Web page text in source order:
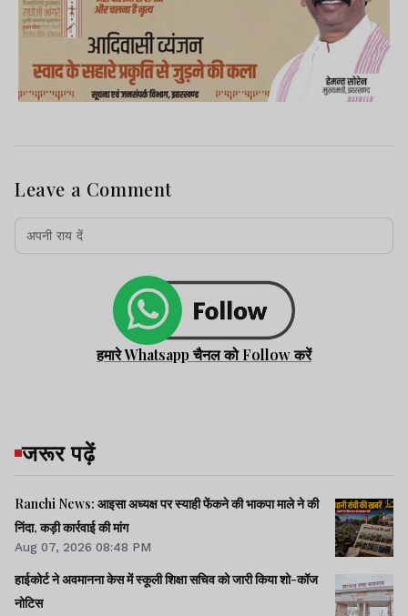
Leave a Comment
हमारे Whatsapp चैनल को Follow करें
जरूर पढ़ें
Ranchi News: आइसा अध्यक्ष पर स्याही फेंकने की भाकपा माले ने की
निंदा, कड़ी कार्रवाई की मांग
Aug 07, 2026 08:48 PM
हाईकोर्ट ने अवमानना केस में स्कूली शिक्षा सचिव को जारी किया शो-कॉज
नोटिस